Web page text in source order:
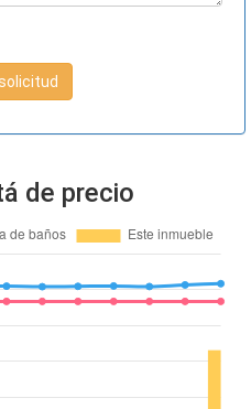
de precio